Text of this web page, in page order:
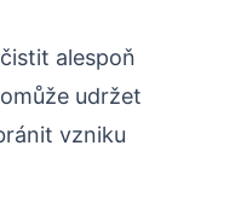
alespoň
udržet
vzniku